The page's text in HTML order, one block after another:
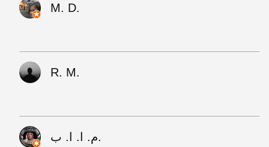
M. D.
R. M.
م. ا. ا. ب.